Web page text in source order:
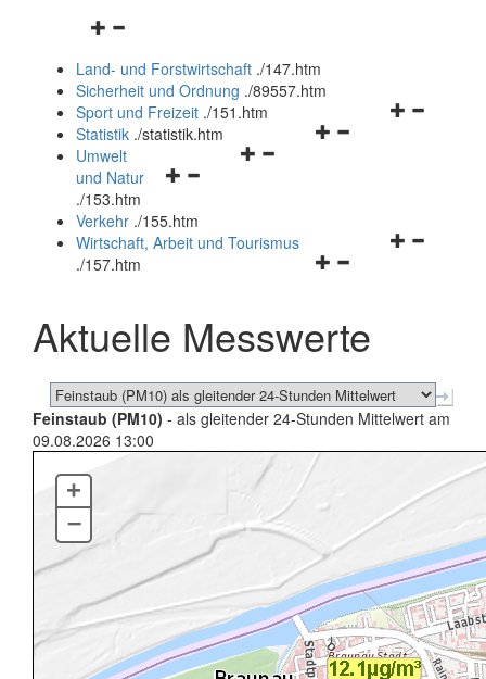
Navigationsmenü
und
schließen
Land- und Forstwirtschaft ./147.htm
Sicherheit und Ordnung ./89557.htm
Navigationsmenü
Sport und Freizeit ./151.htm
Navigationsmenü
Statistik ./statistik.htm
Navigationsmenü
und
schließen
Umwelt
und Natur
./153.htm
Verkehr ./155.htm
Navigationsmenü
schließen
Wirtschaft, Arbeit und Tourismus
./157.htm
Aktuelle Messwerte
Feinstaub (PM10) - als gleitender 24-Stunden Mittelwert am
09.08.2026 13:00
+
–